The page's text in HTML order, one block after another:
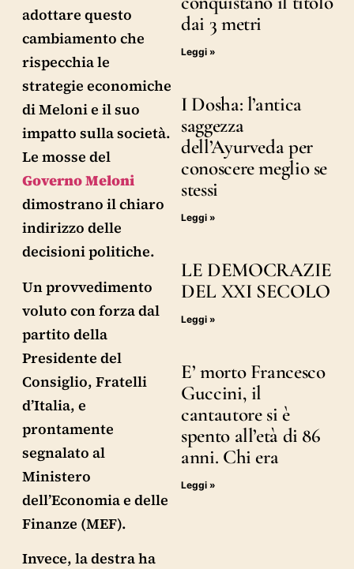
adottare questo
cambiamento che
rispecchia le
strategie economiche
di Meloni e il suo
impatto sulla società.
Le mosse del
Governo Meloni
dimostrano il chiaro
indirizzo delle
decisioni politiche.
Un provvedimento
voluto con forza dal
partito della
Presidente del
Consiglio, Fratelli
d’Italia, e
prontamente
segnalato al
Ministero
dell’Economia e delle
Finanze (MEF).
Invece, la destra ha
dai 3 metri
Leggi »
I Dosha: l’antica
saggezza
dell’Ayurveda per
conoscere meglio se
stessi
Leggi »
LE DEMOCRAZIE
DEL XXI SECOLO
Leggi »
E’ morto Francesco
Guccini, il
cantautore si è
spento all’età di 86
anni. Chi era
Leggi »